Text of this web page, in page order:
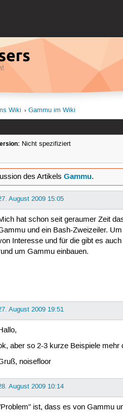
Wiki Gammu im Wiki
Nicht spezifiziert
des Artikels Gammu.
August 2009 15:05
hat schon seit geraumer Zeit
und ein Bash-Zweizeiler.
Interesse und für die gibt es
um Gammu einbauen.
August 2009 19:51
aber so 2-3 kurze Beispiele
noisefloor
August 2009 10:14
ist, dass es von Gammu